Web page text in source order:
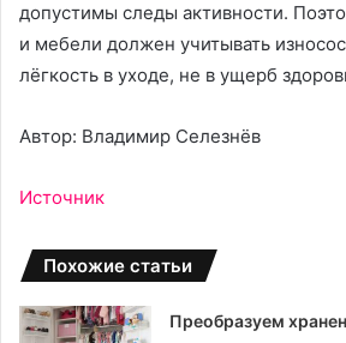
допустимы следы активности.
и мебели должен учитывать
лёгкость в уходе, не в ущерб
Автор: Владимир Селезнёв
Источник
Похожие статьи
Преобразуем